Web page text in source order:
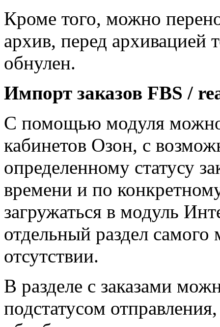
Кроме того, можно
архив, перед архивацией
обнулен.
Импорт заказов FBS /
С помощью модуля можно
кабинетов Озон, с
определенному статусу
времени и по
загружаться в модуль
отдельный раздел
отсутствии.
В разделе с заказами
подстатусом